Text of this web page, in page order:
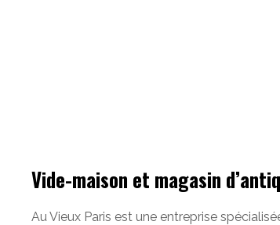
Vide-maison et magasin
Au Vieux Paris est une entreprise